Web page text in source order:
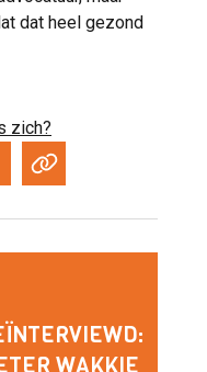
dat heel gezond
zich?
WAKKIE